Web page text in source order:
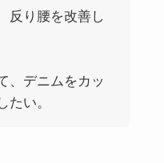
反り腰を改善し
、デニムをカッ
たい。